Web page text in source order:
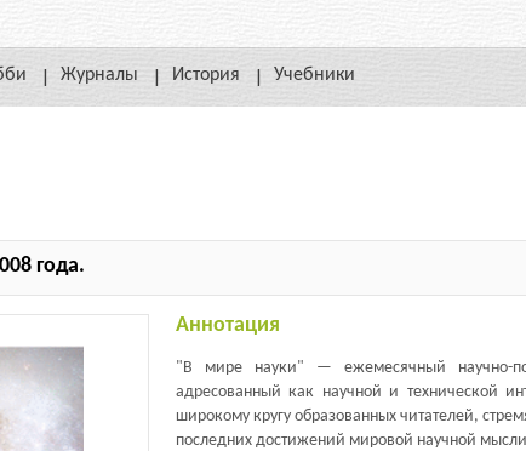
Журналы История Учебники
года.
Аннотация
"В мире науки" — ежемесячный научно-
адресованный как научной и технической
широкому кругу образованных читателей,
последних достижений мировой научной